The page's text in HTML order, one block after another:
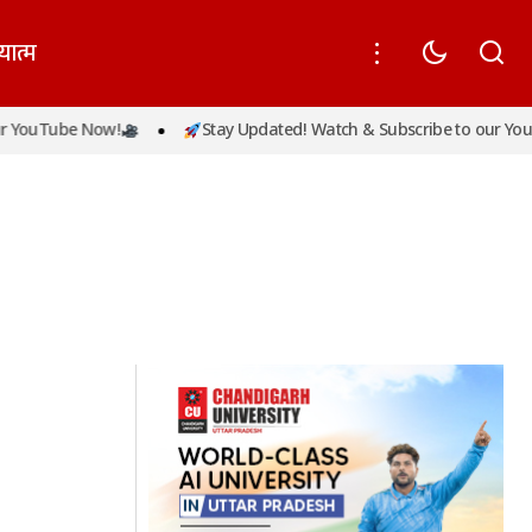
Now! Stay Updated! Watch & Subscribe to our